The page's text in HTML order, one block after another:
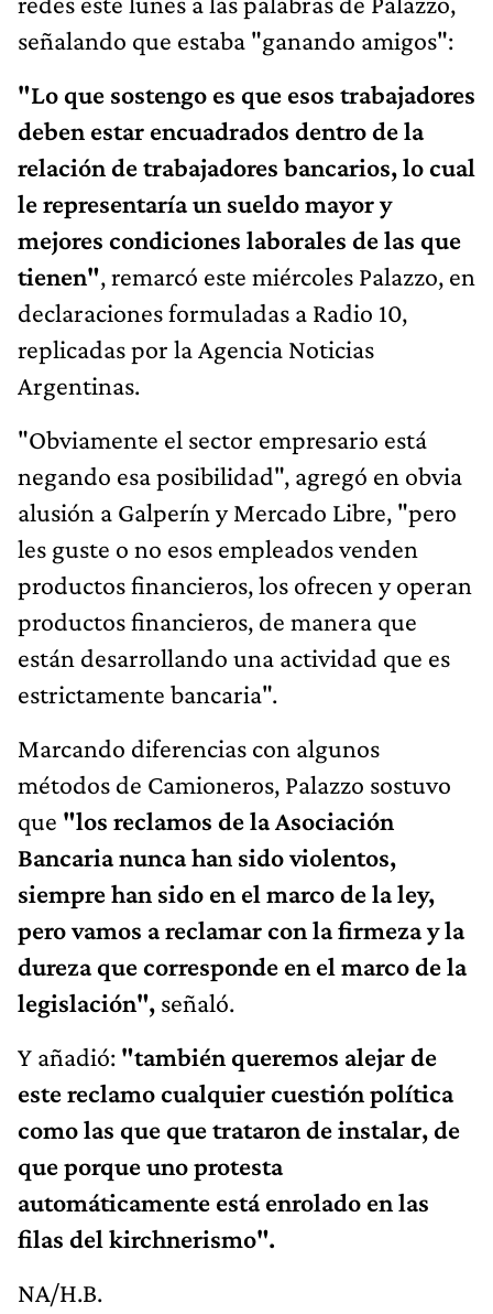
señalando que estaba "ganando amigos":
"Lo que sostengo es que esos trabajadores
deben estar encuadrados dentro de la
relación de trabajadores bancarios, lo cual
le representaría un sueldo mayor y
mejores condiciones laborales de las que
tienen", remarcó este miércoles Palazzo, en
declaraciones formuladas a Radio 10,
replicadas por la Agencia Noticias
Argentinas.
"Obviamente el sector empresario está
negando esa posibilidad", agregó en obvia
alusión a Galperín y Mercado Libre, "pero
les guste o no esos empleados venden
productos financieros, los ofrecen y operan
productos financieros, de manera que
están desarrollando una actividad que es
estrictamente bancaria".
Marcando diferencias con algunos
métodos de Camioneros, Palazzo sostuvo
que "los reclamos de la Asociación
Bancaria nunca han sido violentos,
siempre han sido en el marco de la ley,
pero vamos a reclamar con la firmeza y la
dureza que corresponde en el marco de la
legislación", señaló.
Y añadió: "también queremos alejar de
este reclamo cualquier cuestión política
como las que que trataron de instalar, de
que porque uno protesta
automáticamente está enrolado en las
filas del kirchnerismo".
NA/H.B.